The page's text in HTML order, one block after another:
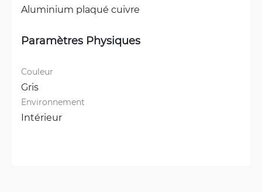
Aluminium plaqué cuivre
Paramètres Physiques
Couleur
Gris
Environnement
Intérieur